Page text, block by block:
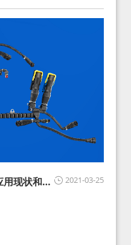
2021-03-25
现状和展